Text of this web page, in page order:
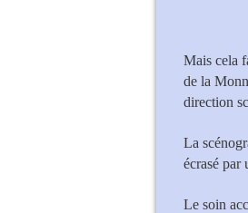
Mais cela
de la
direction
La
écrasé par
Le soin